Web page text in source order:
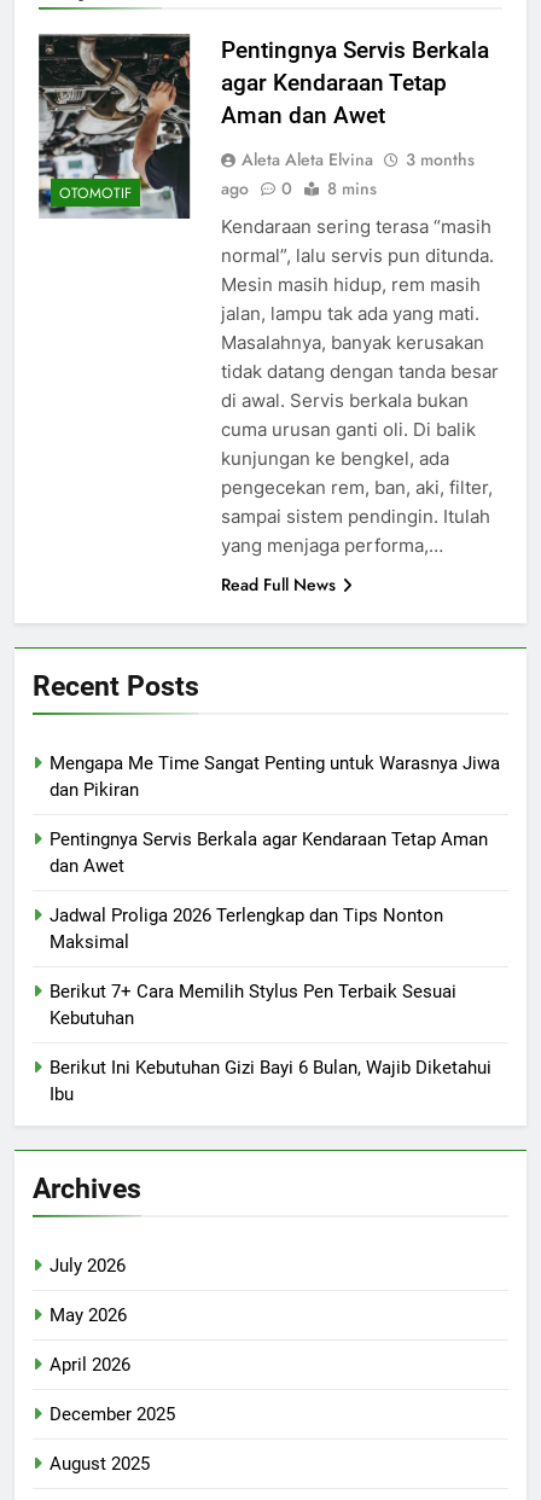
OTOMOTIF
Pentingnya Servis Berkala
agar Kendaraan Tetap
Aman dan Awet
Aleta Aleta Elvina
3 months
ago
0 8 mins
Kendaraan sering terasa “masih
normal”, lalu servis pun ditunda.
Mesin masih hidup, rem masih
jalan, lampu tak ada yang mati.
Masalahnya, banyak kerusakan
tidak datang dengan tanda besar
di awal. Servis berkala bukan
cuma urusan ganti oli. Di balik
kunjungan ke bengkel, ada
pengecekan rem, ban, aki, filter,
sampai sistem pendingin. Itulah
yang menjaga performa,…
Read Full News
Recent Posts
Mengapa Me Time Sangat Penting untuk Warasnya Jiwa
dan Pikiran
Pentingnya Servis Berkala agar Kendaraan Tetap Aman
dan Awet
Jadwal Proliga 2026 Terlengkap dan Tips Nonton
Maksimal
Berikut 7+ Cara Memilih Stylus Pen Terbaik Sesuai
Kebutuhan
Berikut Ini Kebutuhan Gizi Bayi 6 Bulan, Wajib Diketahui
Ibu
Archives
July 2026
May 2026
April 2026
December 2025
August 2025